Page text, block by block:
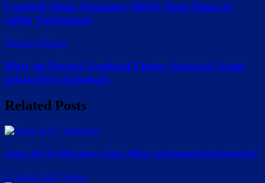
Logitech Maus Signature M650: Neue Maus in
vielen Variationen
Nächster Beitrag
Maty im Project Zomboid Fieber: Survival Game
genau ihr Geschmack
Related Posts
Shure MV7i Mikrofon: Neues Mikro mit integriertem Interface
8. Januar 2025 Stefan